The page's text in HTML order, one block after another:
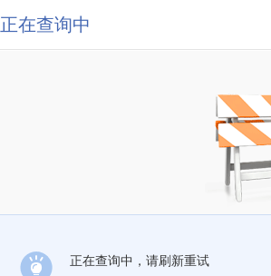
正在查询中
正在查询中，请刷新重试